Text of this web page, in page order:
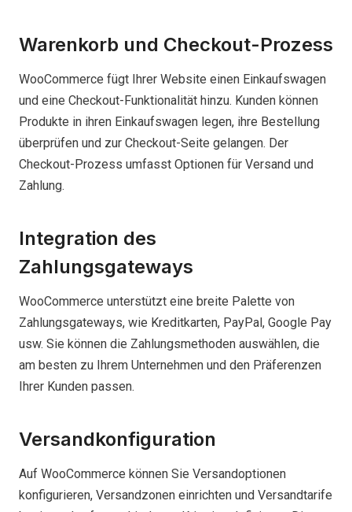
Warenkorb und Checkout-Prozess
WooCommerce fügt Ihrer Website einen Einkaufswagen
und eine Checkout-Funktionalität hinzu. Kunden können
Produkte in ihren Einkaufswagen legen, ihre Bestellung
überprüfen und zur Checkout-Seite gelangen. Der
Checkout-Prozess umfasst Optionen für Versand und
Zahlung.
Integration des
Zahlungsgateways
WooCommerce unterstützt eine breite Palette von
Zahlungsgateways, wie Kreditkarten, PayPal, Google Pay
usw. Sie können die Zahlungsmethoden auswählen, die
am besten zu Ihrem Unternehmen und den Präferenzen
Ihrer Kunden passen.
Versandkonfiguration
Auf WooCommerce können Sie Versandoptionen
konfigurieren, Versandzonen einrichten und Versandtarife